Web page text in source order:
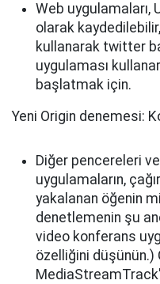
Web uygulamaları,
olarak
kullanarak twitter
uygulaması
başlatmak için.
Yeni Origin denemesi:
Diğer pencereleri
uygulamaların,
yakalanan öğenin
denetlemenin şu
video konferans
özelliğini düşünün.)